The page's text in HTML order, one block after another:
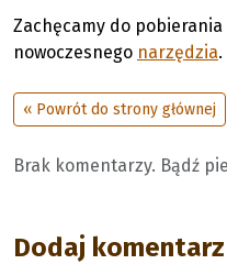
Zachęcamy do
nowoczesnego narzędzia.
« Powrót do strony głównej
Brak komentarzy. Bądź
Dodaj komentarz